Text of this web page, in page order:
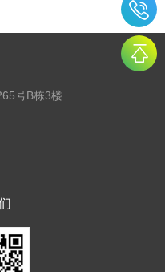
号B栋3楼